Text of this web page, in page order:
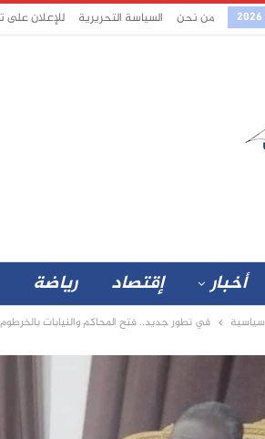
من نحن السياسة التحريرية للإعلان
أخبار إقتصاد رياضة
سياسية في تطور جديد.. فتح المحاكم والنيابات بالخرطوم